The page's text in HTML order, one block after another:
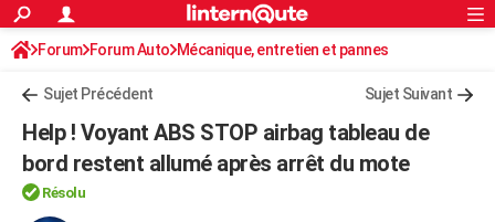
ACTUALITÉS
Politique
Société
Faits Divers
Education
Monde
Villes
+
Programme TV
TNTStreaming
Cinéma
Sorties cinéma
Musique
+FINANCE
Retraite
Impôts
Epargne
Immobilier
Risques naturels par ville
Banque
Assurance
Crédit
AUTO
Rechercher
S'inscrire
Connexion
Forum Forum Auto Mécanique, entretien et pannes
Sujet Précédent Sujet Suivant
Help ! Voyant ABS STOP airbag tableau de
bord restent allumé après arrêt du mote
Résolu